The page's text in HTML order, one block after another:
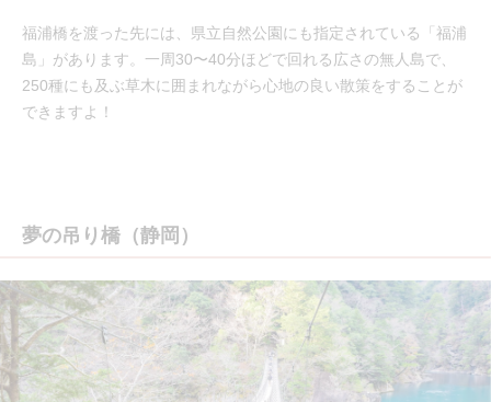
福浦橋を渡った先には、県立自然公園にも指定されている「福浦
島」があります。一周30〜40分ほどで回れる広さの無人島で、
250種にも及ぶ草木に囲まれながら心地の良い散策をすることが
できますよ！
夢の吊り橋（静岡）